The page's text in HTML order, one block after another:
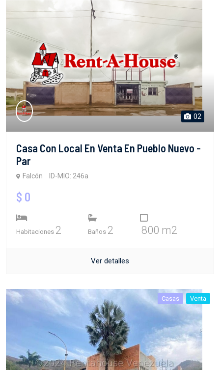
02
Casa Con Local En Venta En Pueblo Nuevo -
Par
Falcón ID-MIO: 246a
$ 0
Habitaciones 2 Baños 2 800 m2
Ver detalles
Casas Venta